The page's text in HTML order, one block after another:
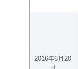
2016年6月20
日